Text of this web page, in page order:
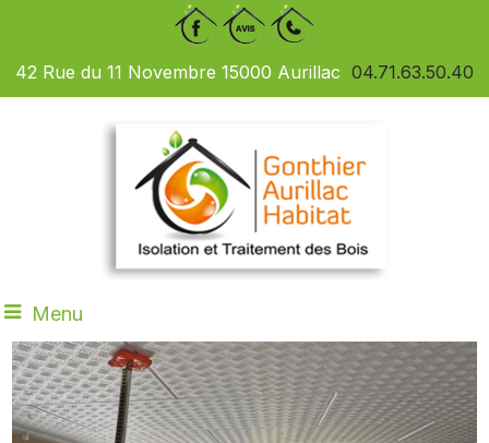
42 Rue du 11 Novembre 15000 Aurillac 04.71.63.50.40
Menu